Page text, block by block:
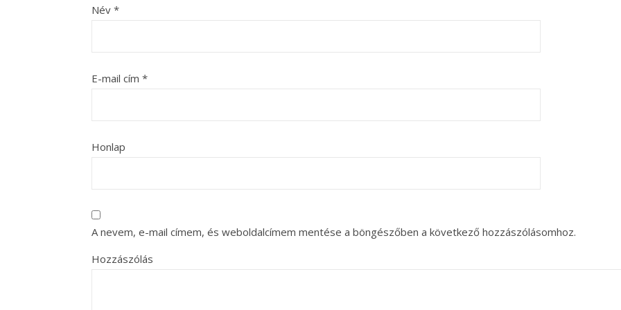
Név *
E-mail cím *
Honlap
A nevem, e-mail címem, és weboldalcímem mentése a böngészőben a következő hozzászólásomhoz.
Hozzászólás